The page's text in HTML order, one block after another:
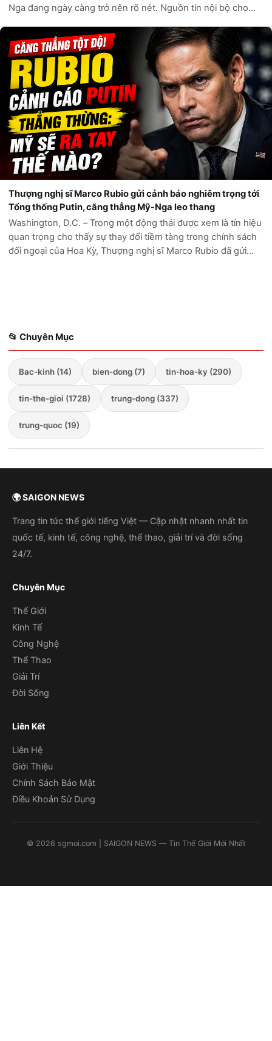
Nga đang ngày càng trở nên rõ nét. Nguồn tin nội bộ cho
Vladimir Putin, thậm...
Thượng nghị sĩ Marco Rubio gửi cảnh báo nghiêm trọng tới
Tổng thống Putin, căng thẳng Mỹ-Nga leo thang
Washington, D.C. – Trong một động thái được xem là tín hiệu
quan trọng cho thấy sự thay đổi tiềm tàng trong chính sách
đối ngoại của Hoa Kỳ, Thượng nghị sĩ Marco Rubio đã gửi
📂 Chuyên Mục
Bac-kinh (14) bien-dong (7) tin-hoa-ky (290)
tin-the-gioi (1728) trung-dong (337)
trung-quoc (19)
🌍 SAIGON NEWS
Trang tin tức thế giới tiếng Việt — Cập nhật nhanh nhất tin
quốc tế, kinh tế, công nghệ, thể thao, giải trí và đời sống
24/7.
Chuyên Mục
Thế Giới
Kinh Tế
Công Nghệ
Thể Thao
Giải Trí
Đời Sống
Liên Kết
Liên Hệ
Giới Thiệu
Chính Sách Bảo Mật
Điều Khoản Sử Dụng
© 2026 sgmoi.com | SAIGON NEWS — Tin Thế Giới Mới Nhất